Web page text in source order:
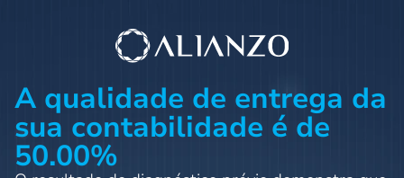
A qualidade de entrega da
sua contabilidade é de
50.00%